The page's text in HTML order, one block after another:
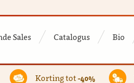
Sales Catalogus Bio
Korting tot-40%